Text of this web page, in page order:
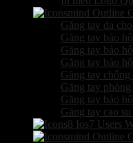
Găng tay da
Găng tay bảo
Găng tay bảo
Găng tay bảo
Găng tay
Găng tay
Găng tay bảo
Găng tay cao su